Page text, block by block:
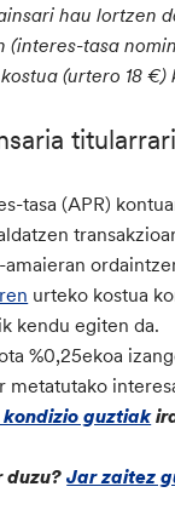
hau lortzen
(interes-tasa
(urtero 18 €)
tasa (APR)
urteko kostua
kendu egiten da.
%0,25ekoa
metatutako
guztiak
duzu?Jar zaitez